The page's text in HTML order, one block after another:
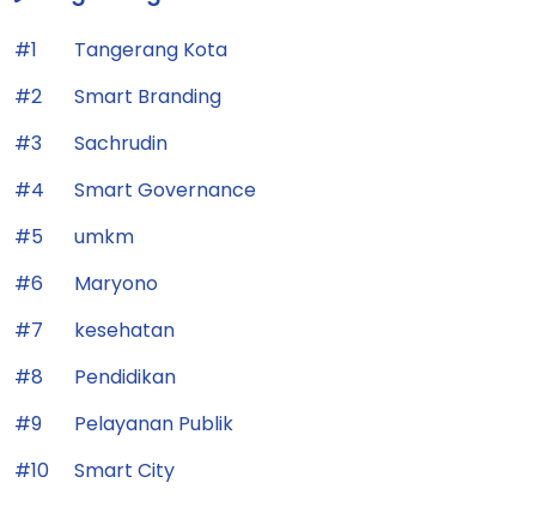
#1
Tangerang Kota
#2
Smart Branding
#3
Sachrudin
#4
Smart Governance
#5
umkm
#6
Maryono
#7
kesehatan
#8
Pendidikan
#9
Pelayanan Publik
#10
Smart City